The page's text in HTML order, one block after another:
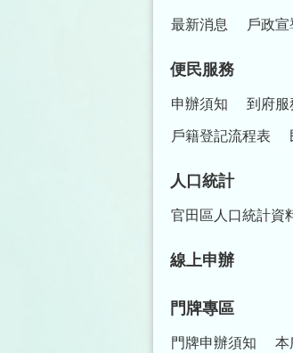
最新消息 戶政宣
便民服務
申辦須知 到府服
戶籍登記流程表
人口統計
官田區人口統計資
線上申辦
門牌專區
門牌申辦須知 本